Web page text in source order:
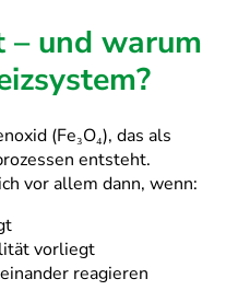
und warum
(Fe₃O₄), das als
entsteht.
vor allem dann, wenn:
vorliegt
reagieren